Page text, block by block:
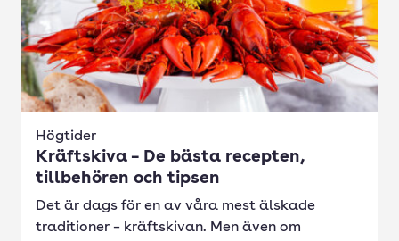
Högtider
Kräftskiva – De bästa recepten,
tillbehören och tipsen
Det är dags för en av våra mest älskade
traditioner – kräftskivan. Men även om